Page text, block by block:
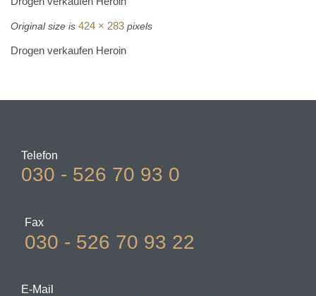
Original size is 424 × 283 pixels
Drogen verkaufen Heroin
Telefon
030 - 526 70 93 0
Fax
030 - 526 70 93 22
E-Mail